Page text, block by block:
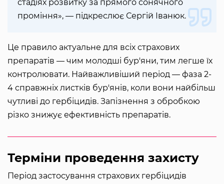
стадіях розвитку за прямого сонячного
проміння», — підкреслює Сергій Іванюк.
Це правило актуальне для всіх страхових
препаратів — чим молодші бур'яни, тим легше їх
контролювати. Найважливіший період — фаза 2-
4 справжніх листків бур'янів, коли вони найбільш
чутливі до гербіцидів. Запізнення з обробкою
різко знижує ефективність препаратів.
Терміни проведення захисту
Період застосування страхових гербіцидів